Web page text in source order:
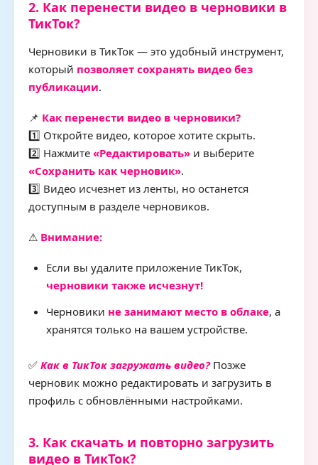
2. Как перенести видео в черновики в
ТикТок?
Черновики в ТикТок — это удобный инструмент,
который позволяет сохранять видео без
публикации.
📌 Как перенести видео в черновики?
1️⃣ Откройте видео, которое хотите скрыть.
2️⃣ Нажмите «Редактировать» и выберите
«Сохранить как черновик».
3️⃣ Видео исчезнет из ленты, но останется
доступным в разделе черновиков.
⚠ Внимание:
Если вы удалите приложение ТикТок,
черновики также исчезнут!
Черновики не занимают место в облаке, а
хранятся только на вашем устройстве.
✅ Как в ТикТок загружать видео?Позже
черновик можно редактировать и загрузить в
профиль с обновлёнными настройками.
3. Как скачать и повторно загрузить
видео в ТикТок?